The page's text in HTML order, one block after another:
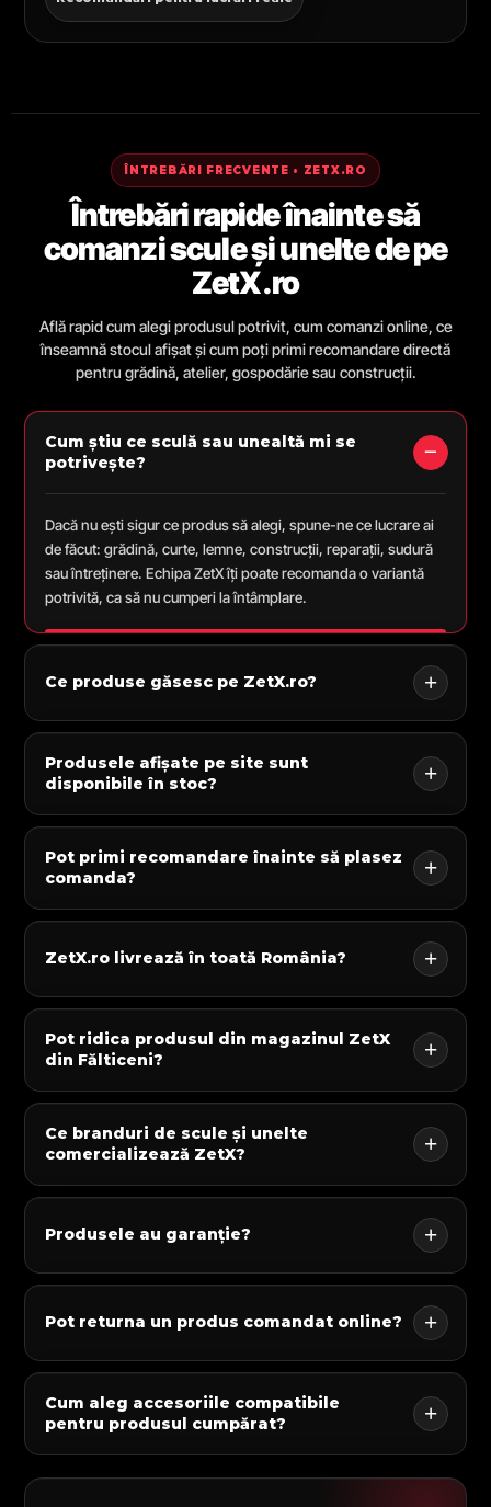
ÎNTREBĂRI FRECVENTE • ZETX.RO
Întrebări rapide înainte să
comanzi scule și unelte de pe
ZetX.ro
Află rapid cum alegi produsul potrivit, cum comanzi online, ce
înseamnă stocul afișat și cum poți primi recomandare directă
pentru grădină, atelier, gospodărie sau construcții.
Cum știu ce sculă sau unealtă mi se
potrivește?
Dacă nu ești sigur ce produs să alegi, spune-ne ce lucrare ai
de făcut: grădină, curte, lemne, construcții, reparații, sudură
sau întreținere. Echipa ZetX îți poate recomanda o variantă
potrivită, ca să nu cumperi la întâmplare.
Ce produse găsesc pe ZetX.ro?
Produsele afișate pe site sunt
disponibile în stoc?
Pot primi recomandare înainte să plasez
comanda?
ZetX.ro livrează în toată România?
Pot ridica produsul din magazinul ZetX
din Fălticeni?
Ce branduri de scule și unelte
comercializează ZetX?
Produsele au garanție?
Pot returna un produs comandat online?
Cum aleg accesoriile compatibile
pentru produsul cumpărat?